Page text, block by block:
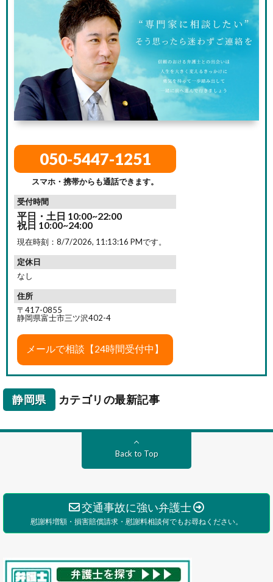
050-5447-1251
スマホ・携帯からも通話できます。
受付時間
平日・土日 10:00~22:00
祝日 10:00~24:00
現在時刻： 8/7/2026, 11:13:17 PMです。
定休日
なし
住所
〒417-0855
静岡県富士市三ツ沢402-4
静岡県 カテゴリの最新記事
Back to Top
交通事故に強い弁護士
慰謝料増額・損害賠償請求・慰謝料相談何でもお尋ねください。